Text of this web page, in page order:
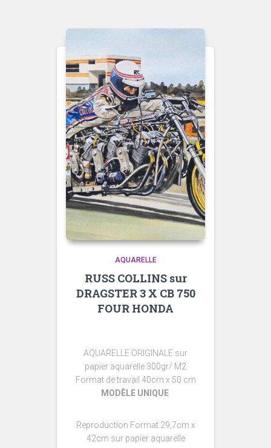
AQUARELLE
RUSS COLLINS sur
DRAGSTER 3 X CB 750
FOUR HONDA
AQUARELLE ORIGINALE sur
papier aquarelle 300gr/ M2
Format de travail 40cm x 50 cm
MODÈLE UNIQUE
Reproduction Format 29,7cm x
42cm sur papier aquarelle